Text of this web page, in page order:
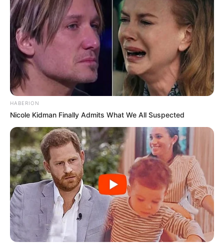
My Troublesome Star Aema
ULASAN
Alamat email Anda tidak akan dipublikasikan. Ruas yang wajib ditandai*
Rating
Cerita
HABERION
Nicole Kidman Finally Admits What We All Suspected